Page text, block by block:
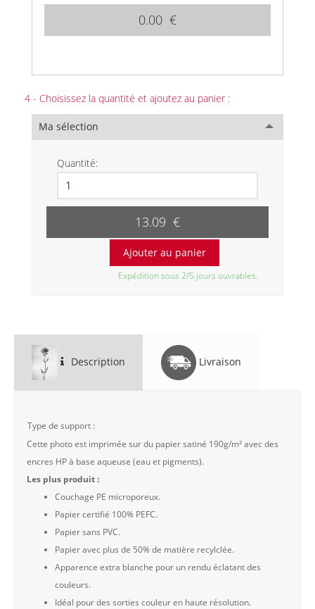
0.00 €
4 - Choisissez la quantité et ajoutez au panier :
Ma sélection
Quantité:
13.09 €
Expédition sous 2/5 jours ouvrables.
Description Livraison
Type de support :
Cette photo est imprimée sur du papier satiné 190g/m² avec des
encres HP à base aqueuse (eau et pigments).
Les plus produit :
Couchage PE microporeux.
Papier certifié 100% PEFC.
Papier sans PVC.
Papier avec plus de 50% de matière recylclée.
Apparence extra blanche pour un rendu éclatant des
couleurs.
Idéal pour des sorties couleur en haute résolution.